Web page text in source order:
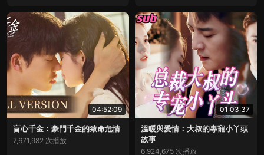
04:52:09
盲心千金：豪門千金的致命危情
7,671,982 次播放
01:03:37
溫暖與愛情：大叔的專寵小丫頭
故事
6,924,675 次播放